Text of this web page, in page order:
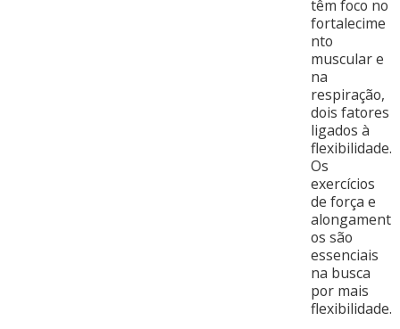
têm foco no
fortalecime
nto
muscular e
na
respiração,
dois fatores
ligados à
flexibilidade.
Os
exercícios
de força e
alongament
os são
essenciais
na busca
por mais
flexibilidade.